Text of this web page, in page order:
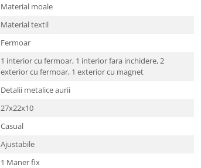
Material moale
Material textil
Fermoar
1 interior cu fermoar, 1 interior fara inchidere,2
exterior cu fermoar, 1 exterior cu magnet
Detalii metalice aurii
27x22x10
Casual
Ajustabile
1 Maner fix